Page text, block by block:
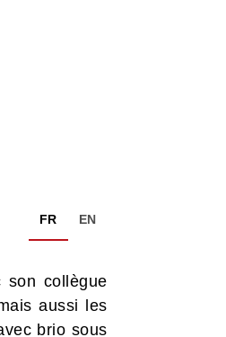
FR EN
son collègue
aussi les
brio sous